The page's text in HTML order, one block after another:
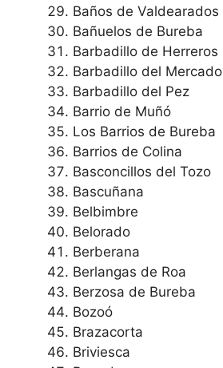
Baños de Valdearados
Bañuelos de Bureba
Barbadillo de Herreros
Barbadillo del Mercado
Barbadillo del Pez
Barrio de Muñó
Los Barrios de Bureba
Barrios de Colina
Basconcillos del Tozo
Bascuñana
Belbimbre
Belorado
Berberana
Berlangas de Roa
Berzosa de Bureba
Bozoó
Brazacorta
Briviesca